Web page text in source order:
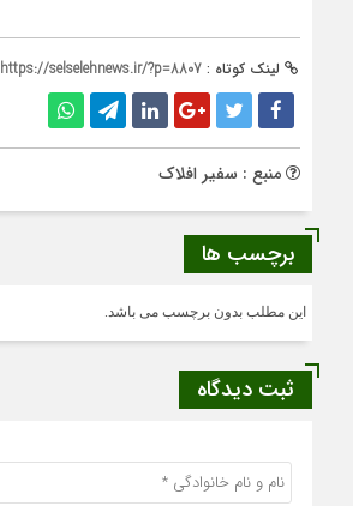
لینک کوتاه : https://selselehnews.ir/?p=8807
منبع : سفیر افلاک
برچسب ها
این مطلب بدون برچسب می باشد.
ثبت دیدگاه